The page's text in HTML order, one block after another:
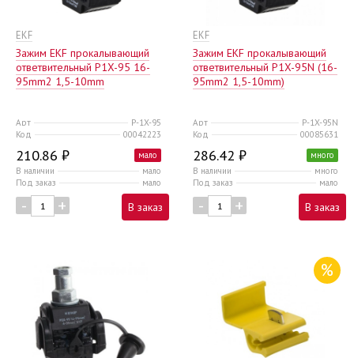
EKF
Зажим EKF прокалывающий
ответвительный P1X-95 16-
95mm2 1,5-10mm
Арт
P-1X-95
Код
00042223
210.86 ₽
мало
В наличии
мало
Под заказ
мало
- + В заказ
EKF
Зажим EKF прокалывающий
ответвительный P1X-95N (16-
95mm2 1,5-10mm)
Арт
P-1X-95N
Код
00085631
286.42 ₽
много
В наличии
много
Под заказ
мало
- + В заказ
%